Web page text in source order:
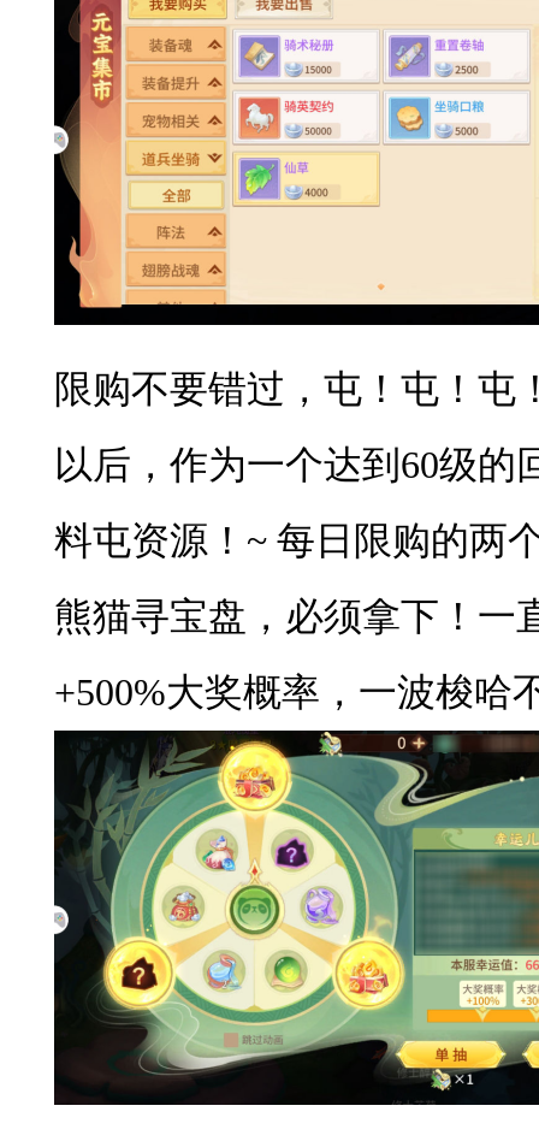
限购不要错过，屯！屯！屯
以后，作为一个达到60级的
料屯资源！~ 每日限购的两
熊猫寻宝盘，必须拿下！一
+500%大奖概率，一波梭哈